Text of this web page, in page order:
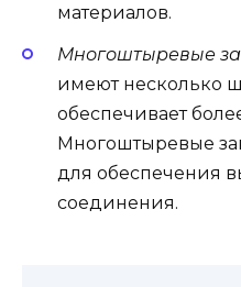
материалов.
Многоштыревые
имеют несколько
обеспечивает
Многоштыревые
для обеспечения
соединения.